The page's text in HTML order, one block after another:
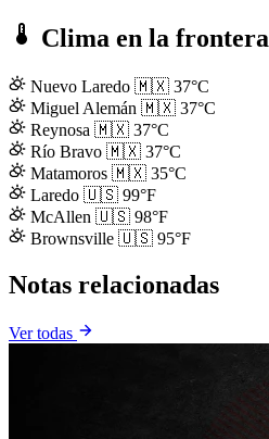
Clima en la frontera
Nuevo Laredo 🇲🇽 37°C
Miguel Alemán 🇲🇽 37°C
Reynosa 🇲🇽 37°C
Río Bravo 🇲🇽 37°C
Matamoros 🇲🇽 35°C
Laredo 🇺🇸 99°F
McAllen 🇺🇸 98°F
Brownsville 🇺🇸 95°F
Notas relacionadas
Ver todas